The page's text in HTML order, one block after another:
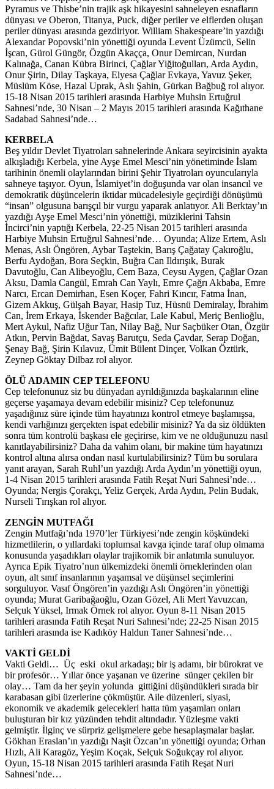
Pyramus ve Thisbe’nin trajik aşk hikayesini sahneleyen esnafların
dünyası ve Oberon, Titanya, Puck, diğer periler ve elflerden oluşan
periler dünyası arasında gezdiriyor. William Shakespeare’in yazdığı
Alexandar Popovski’nin yönettiği oyunda Levent Üzümcü, Selin
İşcan, Gürol Güngör, Özgün Akaçça, Onur Demircan, Nurdan
Kalınağa, Canan Kübra Birinci, Çağlar Yiğitoğulları, Arda Aydın,
Onur Şirin, Dilay Taşkaya, Elyesa Çağlar Evkaya, Yavuz Şeker,
Müslüm Köse, Hazal Uprak, Aslı Şahin, Gürkan Bağbuğ rol alıyor.
15-18 Nisan 2015 tarihleri arasında Harbiye Muhsin Ertuğrul
Sahnesi’nde, 30 Nisan – 2 Mayıs 2015 tarihleri arasında Kağıthane
Sadabad Sahnesi’nde…
KERBELA
Beş yıldır Devlet Tiyatroları sahnelerinde Ankara seyircisinin ayakta
alkışladığı Kerbela, yine Ayşe Emel Mesci’nin yönetiminde İslam
tarihinin önemli olaylarından birini Şehir Tiyatroları oyuncularıyla
sahneye taşıyor. Oyun, İslamiyet’in doğuşunda var olan insancıl ve
demokratik düşüncelerin iktidar mücadelesiyle geçirdiği dönüşümü
“insan” olgusuna barışçıl bir vurgu yaparak anlatıyor. Ali Berktay’ın
yazdığı Ayşe Emel Mesci’nin yönettiği, müziklerini Tahsin
İncirci’nin yaptığı Kerbela, 22-25 Nisan 2015 tarihleri arasında
Harbiye Muhsin Ertuğrul Sahnesi’nde… Oyunda; Alize Ertem, Aslı
Menas, Aslı Öngören, Aybar Taştekin, Barış Çağatay Çakıroğlu,
Berfu Aydoğan, Bora Seçkin, Buğra Can Ildırışık, Burak
Davutoğlu, Can Alibeyoğlu, Cem Baza, Ceysu Aygen, Çağlar Ozan
Aksu, Damla Cangül, Emrah Can Yaylı, Emre Çağrı Akbaba, Emre
Narcı, Ercan Demirhan, Esen Koçer, Fahri Kıncır, Fatma İnan,
Gizem Akkuş, Gülşah Bayar, Hasip Tuz, Hüsnü Demiralay, İbrahim
Can, İrem Erkaya, İskender Bağcılar, Lale Kabul, Meriç Benlioğlu,
Mert Aykul, Nafiz Uğur Tan, Nilay Bağ, Nur Saçbüker Otan, Özgür
Atkın, Pervin Bağdat, Savaş Barutçu, Seda Çavdar, Serap Doğan,
Şenay Bağ, Şirin Kılavuz, Ümit Bülent Dinçer, Volkan Öztürk,
Zeynep Göktay Dilbaz rol alıyor.
ÖLÜ ADAMIN CEP TELEFONU
Cep telefonunuz siz bu dünyadan ayrıldığınızda başkalarının eline
geçerse yaşamaya devam edebilir misiniz? Cep telefonunuz
yaşadığınız süre içinde tüm hayatınızı kontrol etmeye başlamışsa,
kendi varlığınızı gerçekten ispat edebilir misiniz? Ya da siz öldükten
sonra tüm kontrolü başkası ele geçirirse, kim ve ne olduğunuzu nasıl
kanıtlayabilirsiniz? Daha da vahim olanı, bir makine tüm hayatınızı
kontrol altına alırsa ondan nasıl kurtulabilirsiniz? Tüm bu sorulara
yanıt arayan, Sarah Ruhl’un yazdığı Arda Aydın’ın yönettiği oyun,
1-4 Nisan 2015 tarihleri arasında Fatih Reşat Nuri Sahnesi’nde…
Oyunda; Nergis Çorakçı, Yeliz Gerçek, Arda Aydın, Pelin Budak,
Nurseli Tırışkan rol alıyor.
ZENGİN MUTFAĞI
Zengin Mutfağı’nda 1970’ler Türkiyesi’nde zengin köşkündeki
hizmetlilerin, o yıllardaki toplumsal kavga içinde taraf olup olmama
konusunda yaşadıkları olaylar trajikomik bir anlatımla sunuluyor.
Ayrıca Epik Tiyatro’nun ülkemizdeki önemli örneklerinden olan
oyun, alt sınıf insanlarının yaşamsal ve düşünsel seçimlerini
sorguluyor. Vasıf Öngören’in yazdığı Aslı Öngören’in yönettiği
oyunda; Murat Garibağaoğlu, Ozan Gözel, Ali Mert Yavuzcan,
Selçuk Yüksel, Irmak Örnek rol alıyor. Oyun 8-11 Nisan 2015
tarihleri arasında Fatih Reşat Nuri Sahnesi’nde; 22-25 Nisan 2015
tarihleri arasında ise Kadıköy Haldun Taner Sahnesi’nde…
VAKTİ GELDİ
Vakti Geldi… Üç eski okul arkadaşı; bir iş adamı, bir bürokrat ve
bir profesör… Yıllar önce yaşanan ve üzerine sünger çekilen bir
olay… Tam da her şeyin yolunda gittiğini düşündükleri sırada bir
karabasan gibi üzerlerine çökmüştür. Aile düzenleri, siyasi,
ekonomik ve akademik gelecekleri hatta tüm yaşamları onları
buluşturan bir kız yüzünden tehdit altındadır. Yüzleşme vakti
gelmiştir. İlginç ve sürpriz gelişmelere gebe hesaplaşmalar başlar.
Gökhan Eraslan’ın yazdığı Naşit Özcan’ın yönettiği oyunda; Orhan
Hızlı, Ali Karagöz, Yeşim Koçak, Selçuk Soğukçay rol alıyor.
Oyun, 15-18 Nisan 2015 tarihleri arasında Fatih Reşat Nuri
Sahnesi’nde…